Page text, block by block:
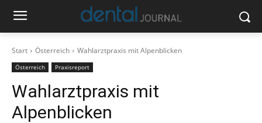
Start Österreich Wahlarztpraxis mit Alpenblicken
Österreich Praxisreport
Wahlarztpraxis mit
Alpenblicken